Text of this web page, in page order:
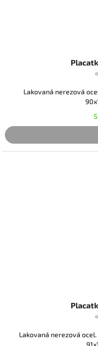
Lakovaná nerezová
Lakovaná nerezová ocel.